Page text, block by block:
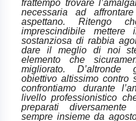
frattempo trovare
necessaria ad
aspettano. Ritengo
imprescindibile
sostanziosa di rabbia
dare il meglio di noi
elemento che
migliorato.
obiettivo altissimo contro
confrontiamo durante
livello professionistico
preparati
sempre insieme da